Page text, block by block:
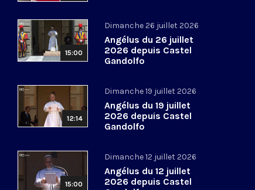
15:00
Dimanche 26 juillet 2026
Angélus du 26 juillet
2026 depuis Castel
Gandolfo
12:14
Dimanche 19 juillet 2026
Angélus du 19 juillet
2026 depuis Castel
Gandolfo
15:00
Dimanche 12 juillet 2026
Angélus du 12 juillet
2026 depuis Castel